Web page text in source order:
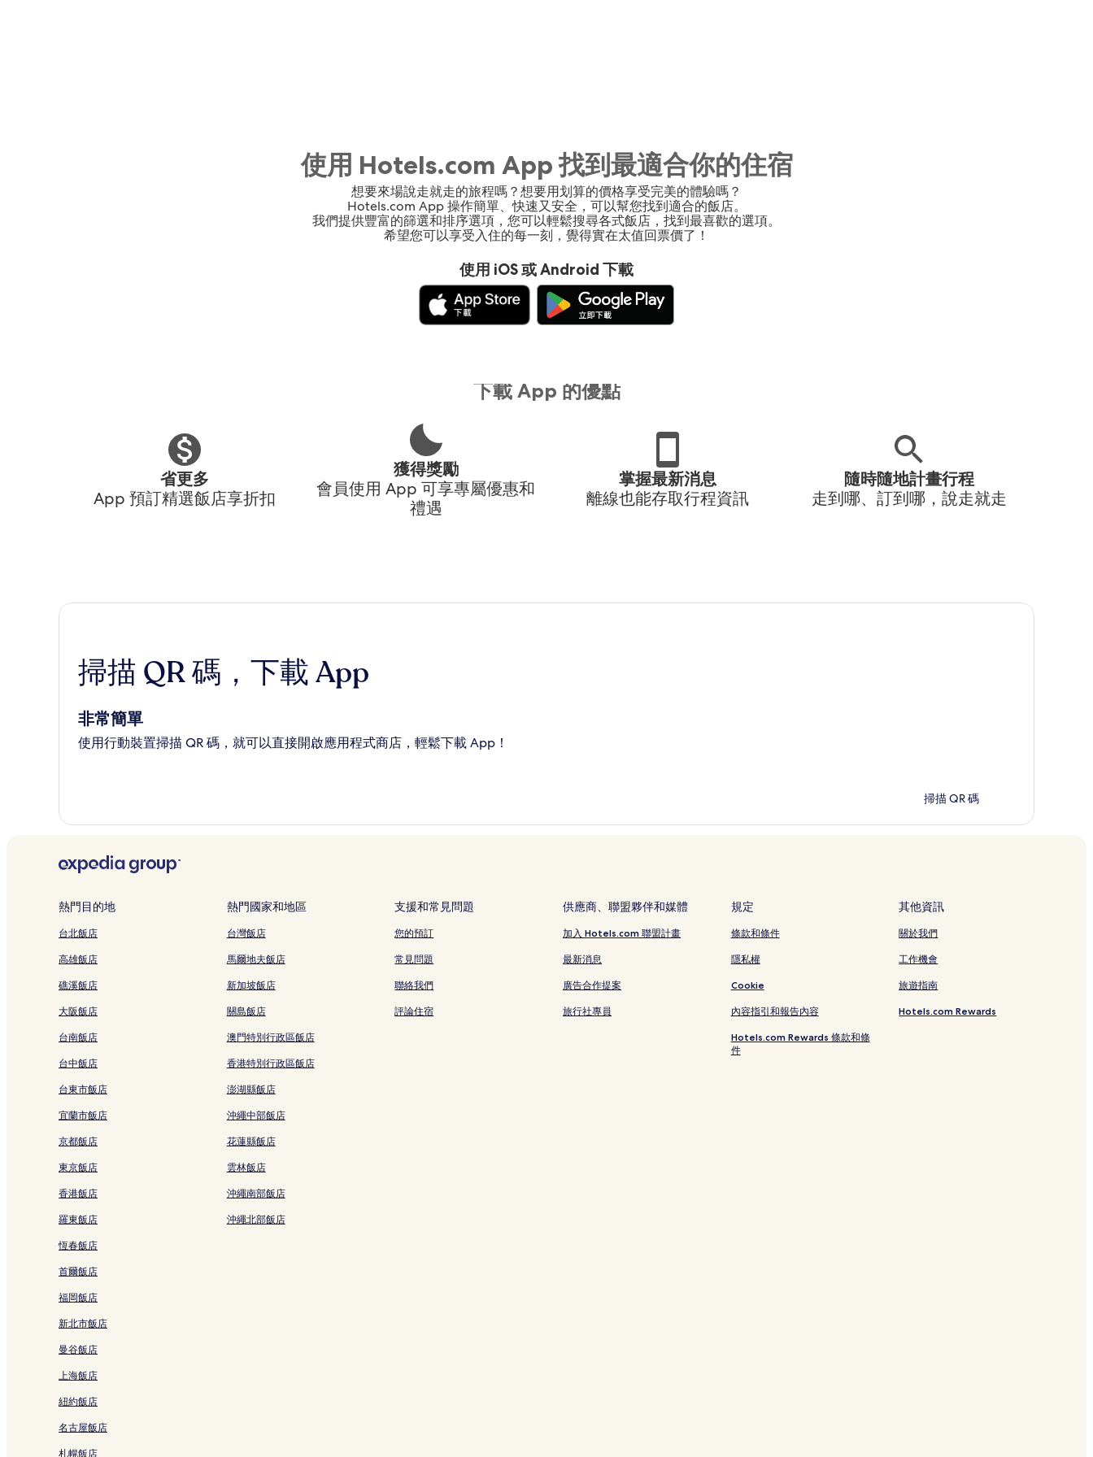
使用 Hotels.com App 找到最適合你的住宿
想要來場說走就走的旅程嗎？想要用划算的價格享受完美的體驗嗎？
Hotels.com App 操作簡單、快速又安全，可以幫您找到適合的飯店。
我們提供豐富的篩選和排序選項，您可以輕鬆搜尋各式飯店，找到最喜歡的選項。
希望您可以享受入住的每一刻，覺得實在太值回票價了！
使用 iOS 或 Android 下載
下載 App 的優點
省更多
App 預訂精選飯店享折扣
獲得獎勵
會員使用 App 可享專屬優惠和
禮遇
掌握最新消息
離線也能存取行程資訊
隨時隨地計畫行程
走到哪、訂到哪，說走就走
掃描 QR 碼，下載 App
非常簡單
使用行動裝置掃描 QR 碼，就可以直接開啟應用程式商店，輕鬆下載 App！
掃描 QR 碼
熱門目的地
台北飯店
高雄飯店
礁溪飯店
大阪飯店
台南飯店
台中飯店
台東市飯店
宜蘭市飯店
京都飯店
東京飯店
香港飯店
羅東飯店
恆春飯店
首爾飯店
福岡飯店
新北市飯店
曼谷飯店
上海飯店
紐約飯店
名古屋飯店
札幌飯店
熱門國家和地區
台灣飯店
馬爾地夫飯店
新加坡飯店
關島飯店
澳門特別行政區飯店
香港特別行政區飯店
澎湖縣飯店
沖繩中部飯店
花蓮縣飯店
雲林飯店
沖繩南部飯店
沖繩北部飯店
支援和常見問題
您的預訂
常見問題
聯絡我們
評論住宿
供應商、聯盟夥伴和媒體
加入 Hotels.com 聯盟計畫
最新消息
廣告合作提案
旅行社專員
規定
條款和條件
隱私權
Cookie
內容指引和報告內容
Hotels.com Rewards 條款和條
件
其他資訊
關於我們
工作機會
旅遊指南
Hotels.com Rewards